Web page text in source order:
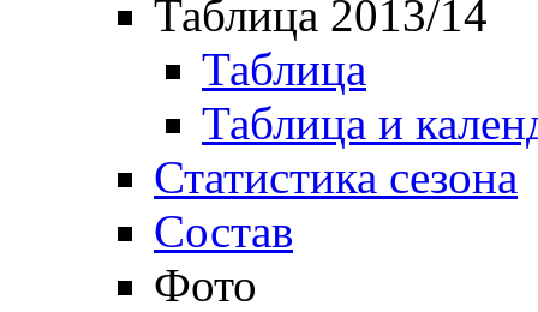
Таблица 2013/14
Таблица
Таблица и
Статистика сезона
Состав
Фото